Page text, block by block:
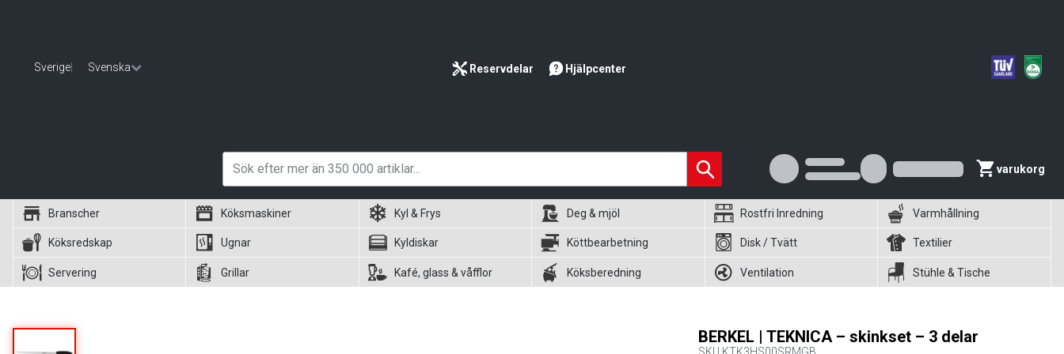
Sverige Svenska Reservdelar Hjälpcenter
varukorg
Branscher Köksmaskiner Kyl & Frys Deg & mjöl Rostfri Inredning Varmhållning
Köksredskap Ugnar Kyldiskar Köttbearbetning Disk / Tvätt Textilier
Servering Grillar Kafé, glass & våfflor Köksberedning Ventilation Stühle & Tische
BERKEL | TEKNICA – skinkset – 3 delar